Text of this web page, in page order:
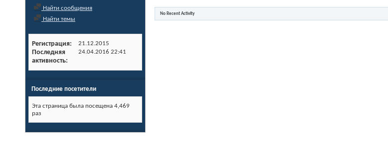
Найти сообщения
Найти темы
Регистрация 21.12.2015
Последняя
активность
24.04.2016 22:41
Последние посетители
Эта страница была посещена 4,469
раз
No Recent Activity